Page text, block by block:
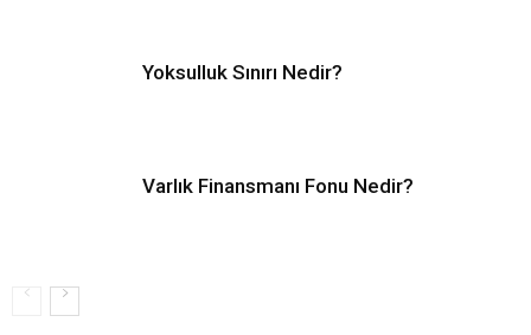
Yoksulluk Sınırı Nedir?
Varlık Finansmanı Fonu Nedir?